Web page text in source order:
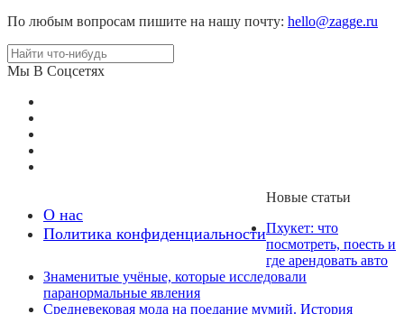
По любым вопросам пишите на нашу почту: hello@zagge.ru
Мы В Соцсетях
О нас
Политика конфиденциальности
Новые статьи
Пхукет: что
посмотреть, поесть и
где арендовать авто
Знаменитые учёные, которые исследовали
паранормальные явления
Средневековая мода на поедание мумий. История